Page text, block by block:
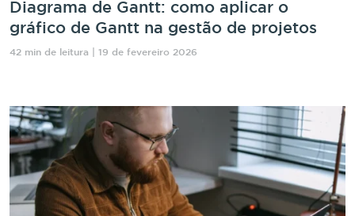
Diagrama de Gantt: como aplicar o
gráfico de Gantt na gestão de projetos
42 min de leitura | 19 de fevereiro 2026